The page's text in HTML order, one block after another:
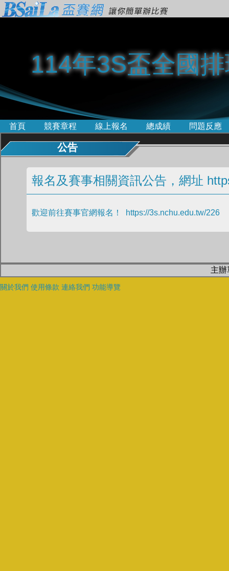
114年3S盃全國
首頁 競賽章程 線上報名 總成績 問題反應
公告
報名及賽事相關資訊公告，網址
歡迎前往賽事官網報名！ https://3s.nchu.edu.tw/226
主
關於我們 使用條款 連絡我們 功能導覽